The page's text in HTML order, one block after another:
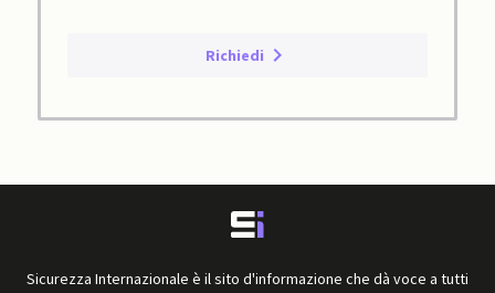
Richiedi
Sicurezza Internazionale è il sito d'informazione che dà voce a tutti